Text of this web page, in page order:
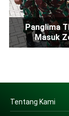
Panglima
Masuk
Tentang Kami